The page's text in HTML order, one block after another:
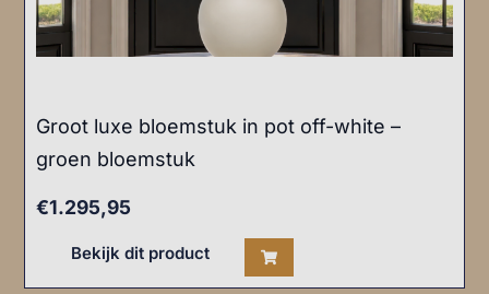
Groot luxe bloemstuk in pot off-white –
groen bloemstuk
€1.295,95
Bekijk dit product